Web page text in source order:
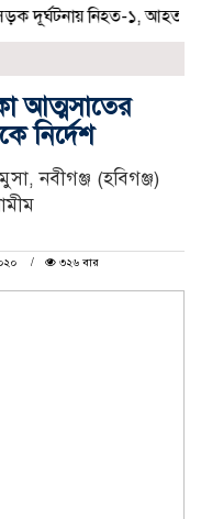
নিহত-১, আহত-২
আত্মসাতের
নির্দেশ
নবীগঞ্জ (হবিগঞ্জ)
৩২৬ বার